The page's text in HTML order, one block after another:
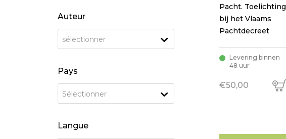
Auteur
sélectionner
Pays
Sélectionner
Langue
Pacht. Toelichting
bij het Vlaams
Pachtdecreet
Levering binnen
48 uur
€50,00